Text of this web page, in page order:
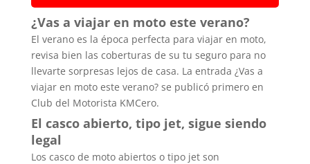
¿Vas a viajar en moto este verano?
El verano es la época perfecta para viajar en moto,
revisa bien las coberturas de su tu seguro para no
llevarte sorpresas lejos de casa. La entrada ¿Vas a
viajar en moto este verano? se publicó primero en
Club del Motorista KMCero.
El casco abierto, tipo jet, sigue siendo
legal
Los casco de moto abiertos o tipo jet son